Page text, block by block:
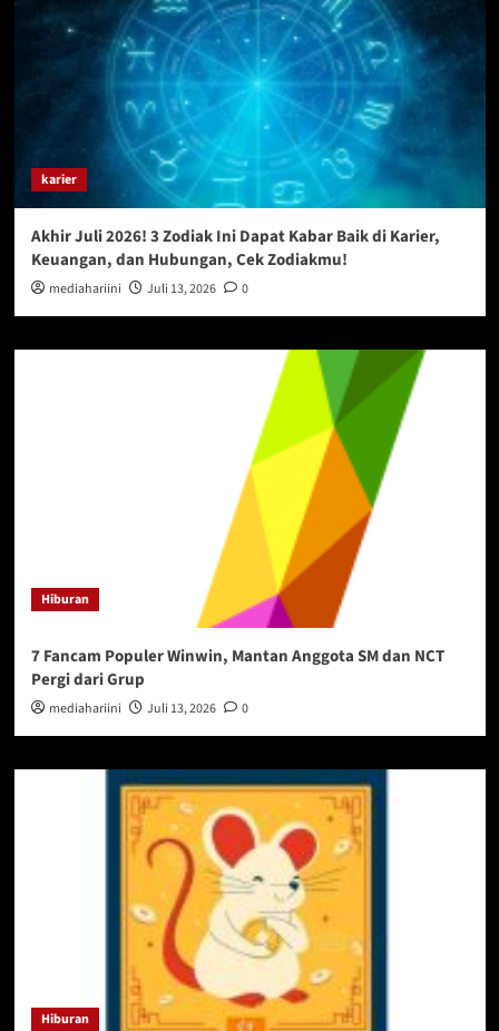
karier
Akhir Juli 2026! 3 Zodiak Ini Dapat Kabar Baik di Karier,
Keuangan, dan Hubungan, Cek Zodiakmu!
mediahariini Juli 13, 2026 0
Hiburan
7 Fancam Populer Winwin, Mantan Anggota SM dan NCT
Pergi dari Grup
mediahariini Juli 13, 2026 0
Hiburan